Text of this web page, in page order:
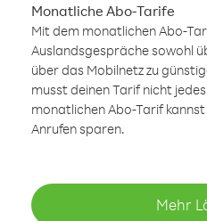
Monatliche Abo-Tarife
Mit dem monatlichen Abo-
Auslandsgespräche sowohl
über das Mobilnetz zu
musst deinen Tarif nicht
monatlichen Abo-Tarif
Anrufen sparen.
Mehr